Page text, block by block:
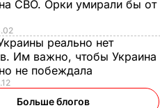
на СВО. Орки умирали бы от
реально нет
Им важно, чтобы Украина
не побеждала
Больше блогов